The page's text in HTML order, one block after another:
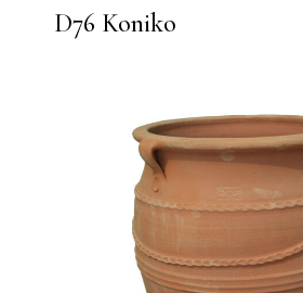
D76 Koniko